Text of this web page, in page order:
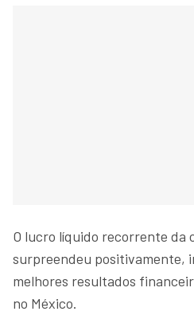
O lucro líquido recorrente da
surpreendeu positivamente,
melhores resultados
no México.